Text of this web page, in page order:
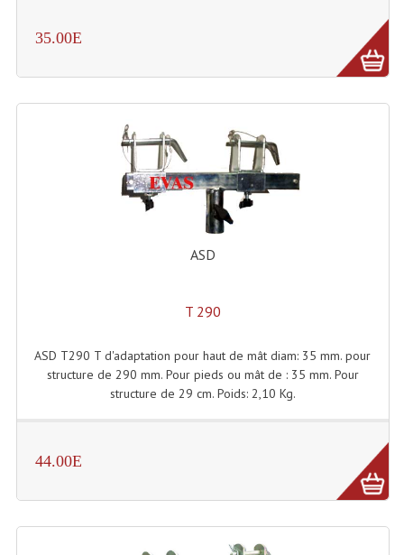
Egaliseur Egaliseurs
Enceintes Et Caissons Basses
Packs Sono
Enceintes Amplifiées Actives
Retours De Scène
35.00E
ASD
T 290
ASD T290 T d'adaptation pour haut de mât diam: 35 mm. pour
structure de 290 mm. Pour pieds ou mât de : 35 mm. Pour
structure de 29 cm. Poids: 2,10 Kg.
44.00E